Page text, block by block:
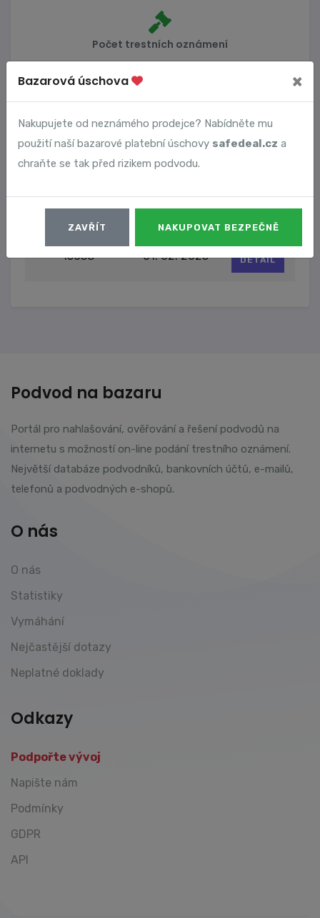
Počet trestních oznámení
Vyhledané podvody
14971 28. 01. 2025
15038 01. 02. 2025 DETAIL
Podvod na bazaru
Portál pro nahlašování, ověřování a řešení podvodů na
internetu s možností on-line podání trestního oznámení.
Největší databáze podvodníků, bankovních účtů, e-mailů,
telefonů a podvodných e-shopů.
O nás
O nás
Statistiky
Vymáhání
Nejčastější dotazy
Neplatné doklady
Odkazy
Podpořte vývoj
Napište nám
Podmínky
GDPR
API
Bazarová úschova ×
Nakupujete od neznámého prodejce? Nabídněte mu
použití naší bazarové platební úschovy safedeal.cz a
chraňte se tak před rizikem podvodu.
ZAVŘÍT NAKUPOVAT BEZPEČNĚ